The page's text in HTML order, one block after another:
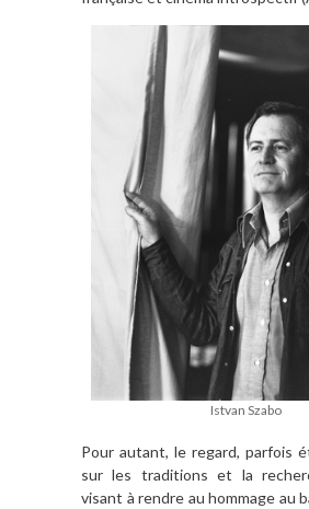
Istvan Szabo
Pour autant, le regard, parfois
sur les traditions et la
visant à rendre au hommage au